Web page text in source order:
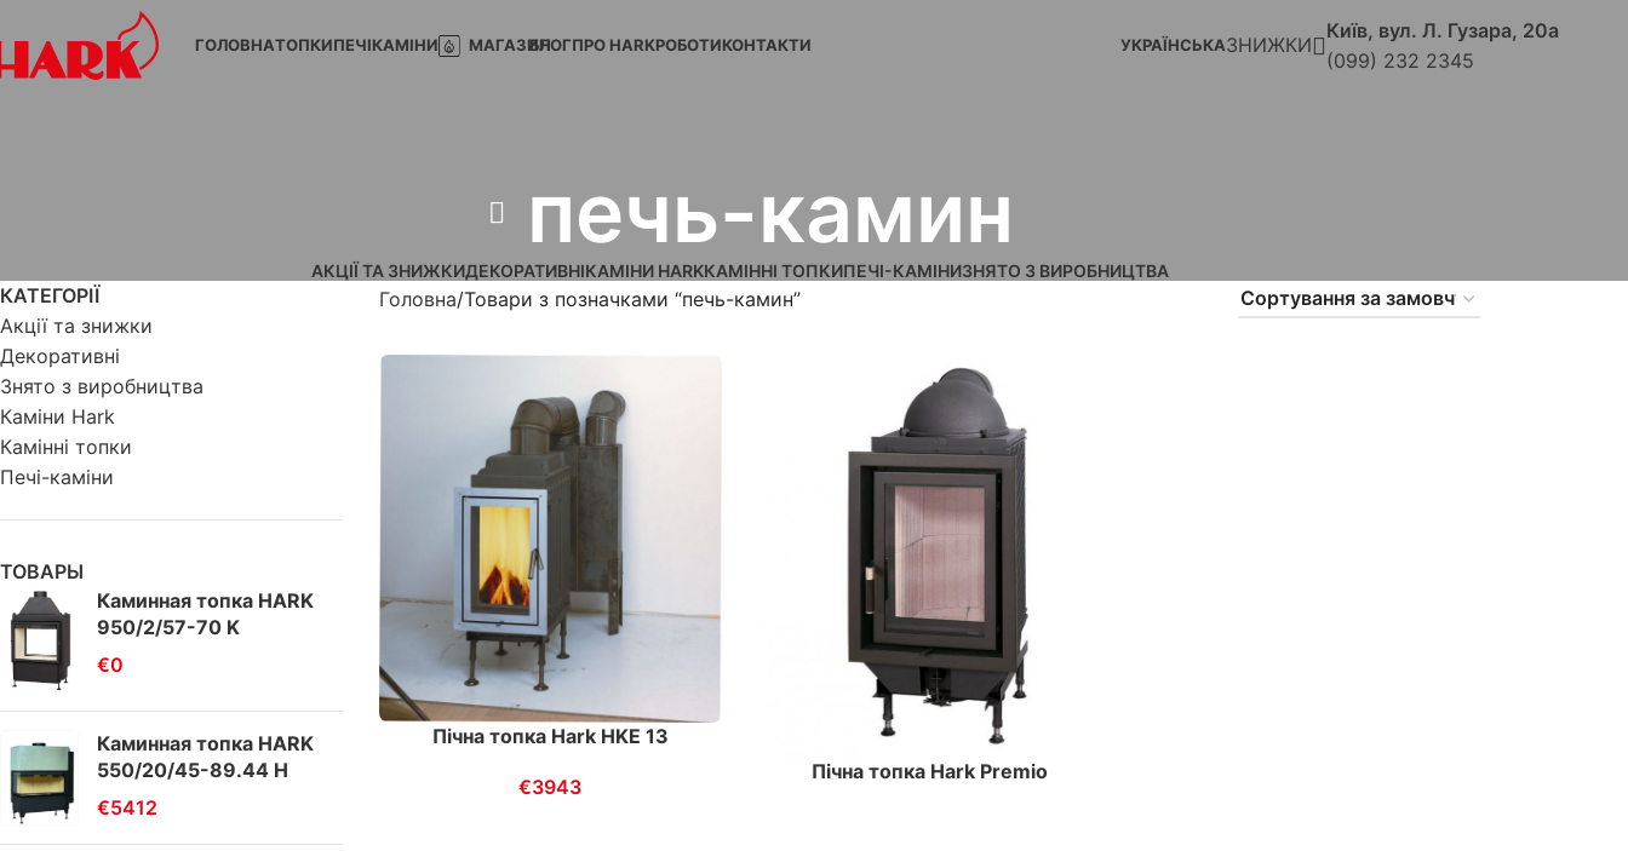
ГОЛОВНАТОПКИПЕЧІКАМІНИ МАГАЗИНБЛОГПРО HARKРОБОТИКОНТАКТИ УКРАЇНСЬКАЗНИЖКИ
Київ, вул. Л. Гузара, 20а
(099) 232 2345
печь-камин
АКЦІЇ ТА ЗНИЖКИДЕКОРАТИВНІКАМІНИ HARKКАМІННІ ТОПКИПЕЧІ-КАМІНИЗНЯТО З ВИРОБНИЦТВА
КАТЕГОРІЇ
Акції та знижки
Декоративні
Знято з виробництва
Каміни Hark
Камінні топки
Печі-каміни
ТОВАРЫ
Каминная топка HARK
950/2/57-70 K
€0
Каминная топка HARK
550/20/45-89.44 H
€5412
Головна Товари з позначками “печь-камин”
Пічна топка Hark HKE 13
€3943
Пічна топка Hark Premio